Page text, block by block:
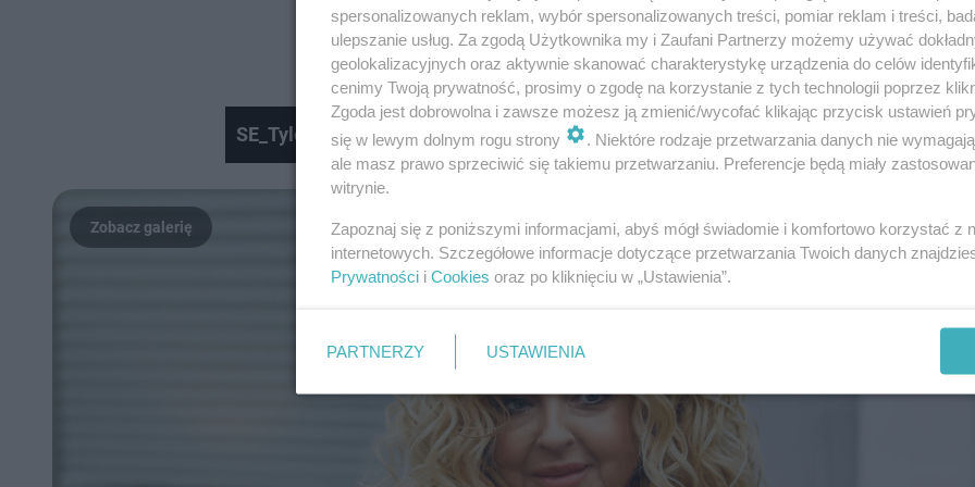
SE_Tyle kosztuje komunia w restauracji Magdy Gessler. Ceny zawrotne!
spersonalizowanych reklam, wybór spersonalizowanych treści, pomiar reklam i treści,
ulepszanie usług. Za zgodą Użytkownika my i Zaufani Partnerzy możemy używać
geolokalizacyjnych oraz aktywnie skanować charakterystykę urządzenia do celów
cenimy Twoją prywatność, prosimy o zgodę na korzystanie z tych technologii poprzez
Zgoda jest dobrowolna i zawsze możesz ją zmienić/wycofać klikając przycisk ustawień
się w lewym dolnym rogu strony
. Niektóre rodzaje przetwarzania danych nie
ale masz prawo sprzeciwić się takiemu przetwarzaniu. Preferencje będą miały
witrynie.
Zapoznaj się z poniższymi informacjami, abyś mógł świadomie i komfortowo korzystać z
internetowych. Szczegółowe informacje dotyczące przetwarzania Twoich danych
Prywatności i Cookies oraz po kliknięciu w „Ustawienia”.
PARTNERZY USTAWIENIA